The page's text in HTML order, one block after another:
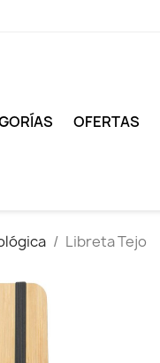
OFERTAS
Libreta Tejo